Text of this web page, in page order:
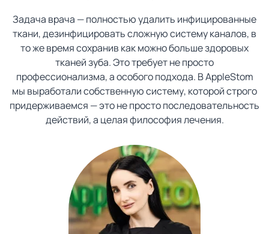
Задача врача — полностью удалить инфицированные
ткани, дезинфицировать сложную систему каналов, в
то же время сохранив как можно больше здоровых
тканей зуба. Это требует не просто
профессионализма, а особого подхода. В AppleStom
мы выработали собственную систему, которой строго
придерживаемся — это не просто последовательность
действий, а целая философия лечения.